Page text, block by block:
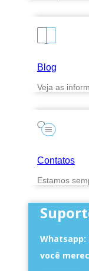
Blog
Veja as
Contatos
Estamos
Whatsapp:
você